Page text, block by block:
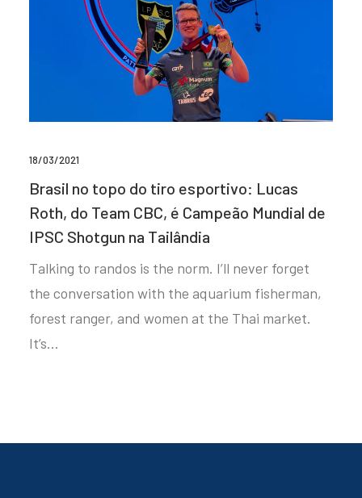
18/03/2021
Brasil no topo do tiro esportivo: Lucas
Roth, do Team CBC, é Campeão Mundial de
IPSC Shotgun na Tailândia
Talking to randos is the norm. I’ll never forget
the conversation with the aquarium fisherman,
forest ranger, and women at the Thai market.
It’s…